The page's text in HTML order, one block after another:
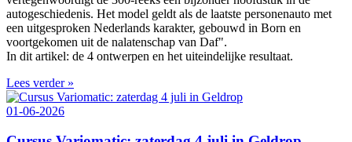
autogeschiedenis. Het model geldt als de laatste personenauto met
een uitgesproken Nederlands karakter, gebouwd in Born en
voortgekomen uit de nalatenschap van Daf".
In dit artikel: de 4 ontwerpen en het uiteindelijke resultaat.
Lees verder »
01-06-2026